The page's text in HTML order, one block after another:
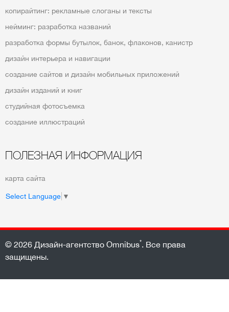
копирайтинг: рекламные слоганы и тексты
нейминг: разработка названий
разработка формы бутылок, банок, флаконов, канистр
дизайн интерьера и навигации
создание сайтов и дизайн мобильных приложений
дизайн изданий и книг
студийная фотосъемка
создание иллюстраций
ПОЛЕЗНАЯ ИНФОРМАЦИЯ
карта сайта
Select Language ▼
© 2026 Дизайн-агентство Omnibus*. Все права
защищены.